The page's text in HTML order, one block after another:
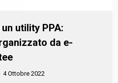
utility PPA:
da e-
4 Ottobre 2022